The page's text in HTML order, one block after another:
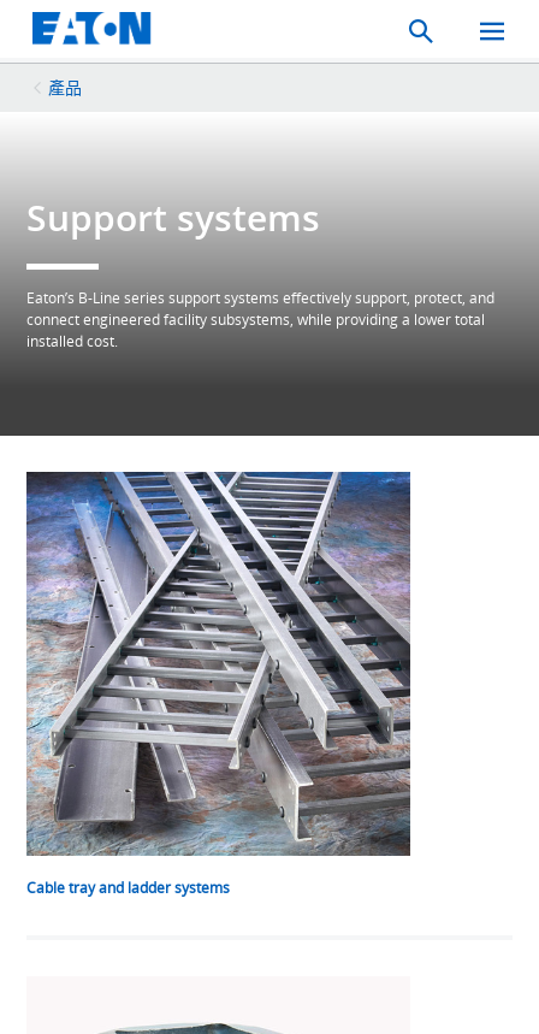
Search
Toggle
Mobile
產品
Support systems
Eaton’s B-Line series support systems effectively support, protect, and
connect engineered facility subsystems, while providing a lower total
installed cost.
Cable tray and ladder systems